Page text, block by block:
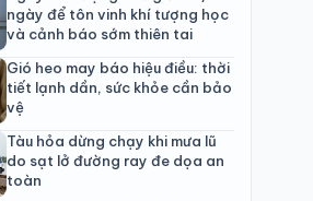
ngày để tôn vinh khí tượng học
và cảnh báo sớm thiên tai
Gió heo may báo hiệu điều: thời
tiết lạnh dần, sức khỏe cần bảo
vệ
Tàu hỏa dừng chạy khi mưa lũ
do sạt lở đường ray đe dọa an
toàn